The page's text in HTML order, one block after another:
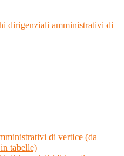
dirigenziali amministrativi di
di vertice (da
tabelle)